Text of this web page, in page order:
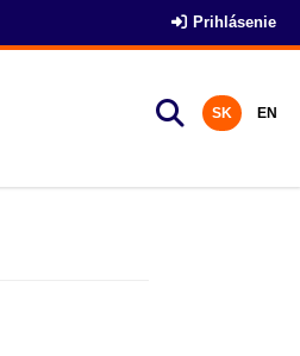
Prihlásenie
SK EN